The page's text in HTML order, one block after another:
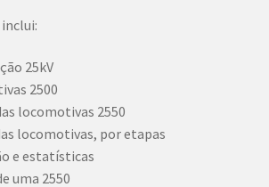
25kV
2500
locomotivas 2550
locomotivas, por etapas
e estatísticas
uma 2550